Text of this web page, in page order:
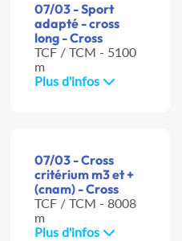
07/03 - Sport
adapté - cross
long - Cross
TCF / TCM - 5100
m
Plus d'infos
07/03 - Cross
critérium m3 et +
(cnam) - Cross
TCF / TCM - 8008
m
Plus d'infos